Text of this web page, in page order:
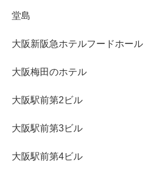
堂島
大阪新阪急ホテルフードホール
大阪梅田のホテル
大阪駅前第2ビル
大阪駅前第3ビル
大阪駅前第4ビル